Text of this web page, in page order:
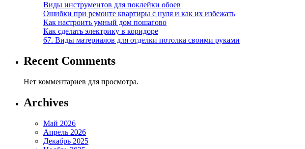
Виды инструментов для поклейки обоев
Ошибки при ремонте квартиры с нуля и как их избежать
Как настроить умный дом пошагово
Как сделать электрику в коридоре
67. Виды материалов для отделки потолка своими руками
Recent Comments
Нет комментариев для просмотра.
Archives
Май 2026
Апрель 2026
Декабрь 2025